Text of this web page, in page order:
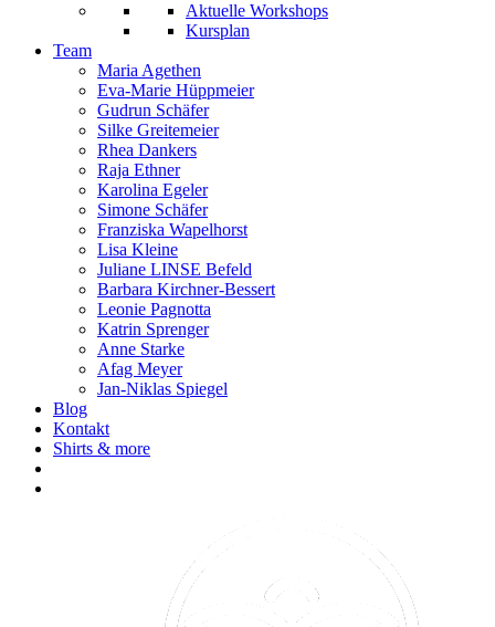
Aktuelle Workshops
Kursplan
Team
Maria Agethen
Eva-Marie Hüppmeier
Gudrun Schäfer
Silke Greitemeier
Rhea Dankers
Raja Ethner
Karolina Egeler
Simone Schäfer
Franziska Wapelhorst
Lisa Kleine
Juliane LINSE Befeld
Barbara Kirchner-Bessert
Leonie Pagnotta
Katrin Sprenger
Anne Starke
Afag Meyer
Jan-Niklas Spiegel
Blog
Kontakt
Shirts & more